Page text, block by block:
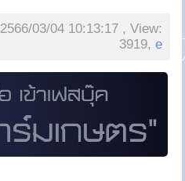
2566/03/04 10:13:17 , View:
3919,e